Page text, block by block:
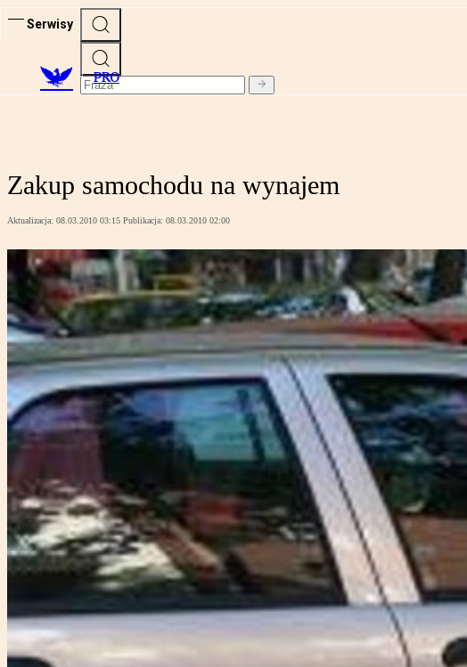
Serwisy
PRO
Zakup samochodu na wynajem
Aktualizacja: 08.03.2010 03:15 Publikacja: 08.03.2010 02:00